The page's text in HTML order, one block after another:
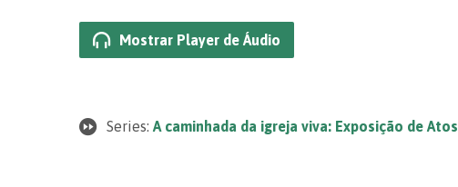
Mostrar Player de Áudio
Series: A caminhada da igreja viva: Exposição de Atos